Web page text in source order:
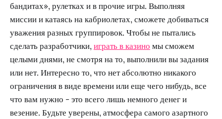
бандитах», рулетках и в прочие игры. Выполняя
миссии и катаясь на кабриолетах, сможете добиваться
уважения разных группировок. Чтобы не пытались
сделать разработчики,играть в казино мы сможем
целыми днями, не смотря на то, выполнили вы задания
или нет. Интересно то, что нет абсолютно никакого
ограничения в виде времени или еще чего нибудь, все
что вам нужно - это всего лишь немного денег и
везение. Будьте уверены, атмосфера самого азартного